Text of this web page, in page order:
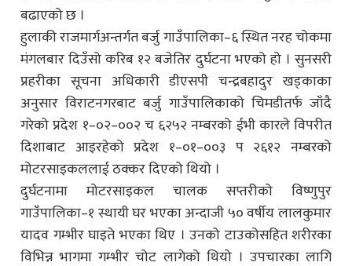
बढाएको छ ।
हुलाकी राजमार्गअन्तर्गत बर्जु गाउँपालिका–६ स्थित नरह चोकमा
मंगलबार दिउँसो करिब १२ बजेतिर दुर्घटना भएको हो । सुनसरी
प्रहरीका सूचना अधिकारी डीएसपी चन्द्रबहादुर खड्काका
अनुसार विराटनगरबाट बर्जु गाउँपालिकाको चिमडीतर्फ जाँदै
गरेको प्रदेश १–०२–००२ च ६२५२ नम्बरको ईभी कारले विपरीत
दिशाबाट आइरहेको प्रदेश १–०१–००३ प २६१२ नम्बरको
मोटरसाइकललाई ठक्कर दिएको थियो ।
दुर्घटनामा मोटरसाइकल चालक सप्तरीको विष्णुपुर
गाउँपालिका–१ स्थायी घर भएका अन्दाजी ५० वर्षीय लालकुमार
यादव गम्भीर घाइते भएका थिए । उनको टाउकोसहित शरीरका
विभिन्न भागमा गम्भीर चोट लागेको थियो । उपचारका लागि